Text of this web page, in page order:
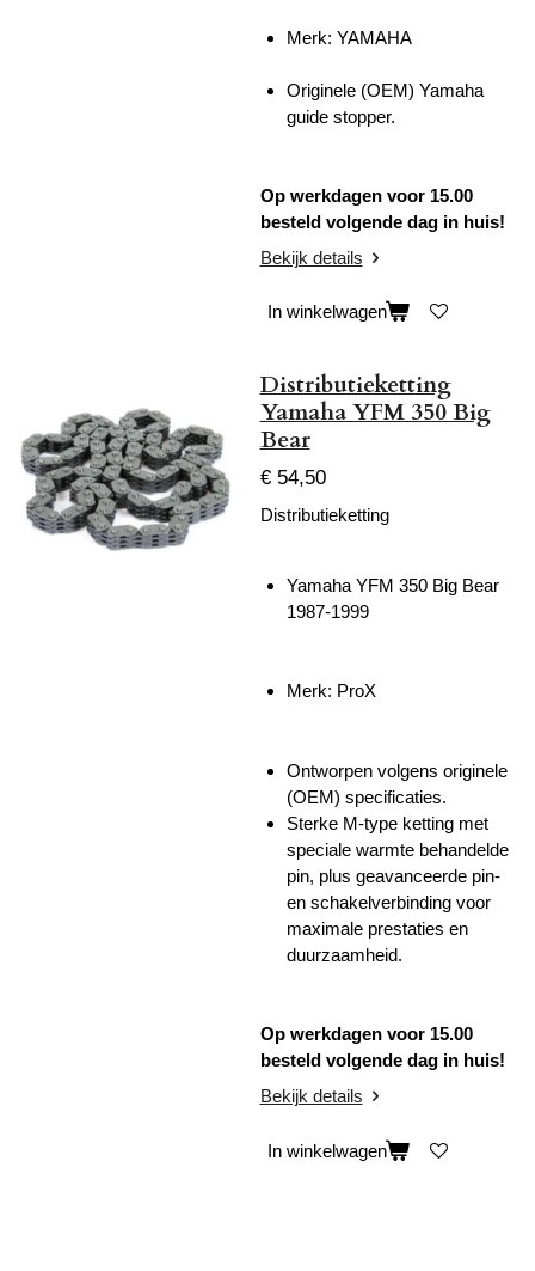
Merk: YAMAHA
Originele (OEM) Yamaha
guide stopper.
Op werkdagen voor 15.00
besteld volgende dag in huis!
Bekijk details
In winkelwagen
Distributieketting
Yamaha YFM 350 Big
Bear
€ 54,50
Distributieketting
Yamaha YFM 350 Big Bear
1987-1999
Merk: ProX
Ontworpen volgens originele
(OEM) specificaties.
Sterke M-type ketting met
speciale warmte behandelde
pin, plus geavanceerde pin-
en schakelverbinding voor
maximale prestaties en
duurzaamheid.
Op werkdagen voor 15.00
besteld volgende dag in huis!
Bekijk details
In winkelwagen